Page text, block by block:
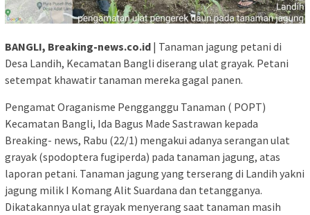
BANGLI, Breaking-news.co.id | Tanaman jagung petani di
Desa Landih, Kecamatan Bangli diserang ulat grayak. Petani
setempat khawatir tanaman mereka gagal panen.
Pengamat Oraganisme Pengganggu Tanaman ( POPT)
Kecamatan Bangli, Ida Bagus Made Sastrawan kepada
Breaking- news, Rabu (22/1) mengakui adanya serangan ulat
grayak (spodoptera fugiperda) pada tanaman jagung, atas
laporan petani. Tanaman jagung yang terserang di Landih yakni
jagung milik I Komang Alit Suardana dan tetangganya.
Dikatakannya ulat grayak menyerang saat tanaman masih